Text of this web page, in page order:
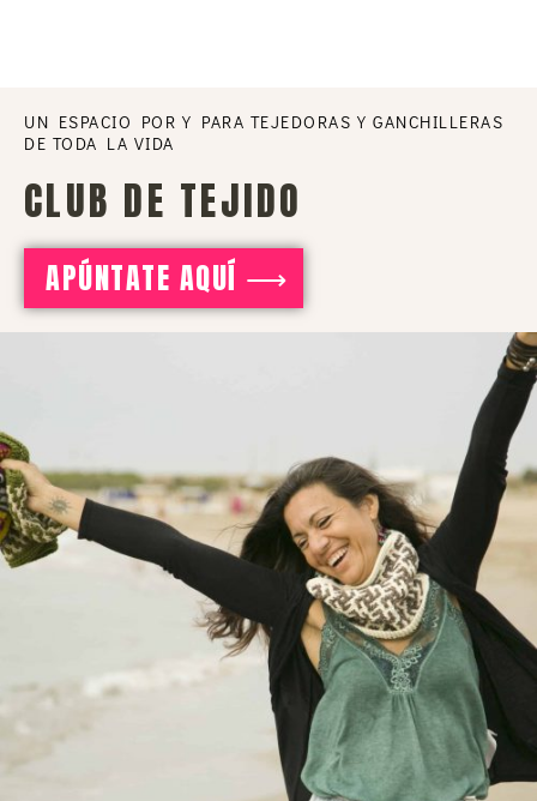
UN ESPACIO POR Y PARA TEJEDORAS Y GANCHILLERAS
DE TODA LA VIDA
CLUB DE TEJIDO
APÚNTATE AQUÍ ⟶